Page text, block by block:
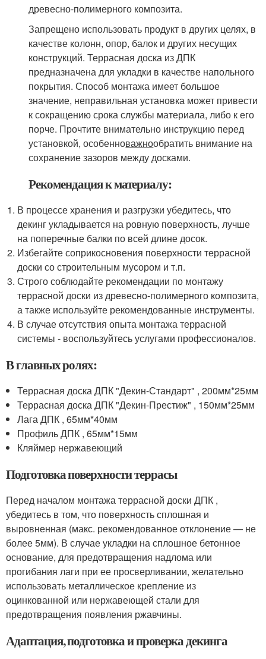
древесно-полимерного композита.
Запрещено использовать продукт в других целях, в
качестве колонн, опор, балок и других несущих
конструкций. Террасная доска из ДПК
предназначена для укладки в качестве напольного
покрытия. Способ монтажа имеет большое
значение, неправильная установка может привести
к сокращению срока службы материала, либо к его
порче. Прочтите внимательно инструкцию перед
установкой, особенноважнообратить внимание на
сохранение зазоров между досками.
Рекомендация к материалу:
В процессе хранения и разгрузки убедитесь, что
декинг укладывается на ровную поверхность, лучше
на поперечные балки по всей длине досок.
Избегайте соприкосновения поверхности террасной
доски со строительным мусором и т.п.
Строго соблюдайте рекомендации по монтажу
террасной доски из древесно-полимерного композита,
а также используйте рекомендованные инструменты.
В случае отсутствия опыта монтажа террасной
системы - воспользуйтесь услугами профессионалов.
В главных ролях:
Террасная доска ДПК "Декин-Стандарт" , 200мм*25мм
Террасная доска ДПК "Декин-Престиж" , 150мм*25мм
Лага ДПК , 65мм*40мм
Профиль ДПК , 65мм*15мм
Кляймер нержавеющий
Подготовка поверхности террасы
Перед началом монтажа террасной доски ДПК ,
убедитесь в том, что поверхность сплошная и
выровненная (макс. рекомендованное отклонение — не
более 5мм). В случае укладки на сплошное бетонное
основание, для предотвращения надлома или
прогибания лаги при ее просверливании, желательно
использовать металлическое крепление из
оцинкованной или нержавеющей стали для
предотвращения появления ржавчины.
Адаптация, подготовка и проверка декинга